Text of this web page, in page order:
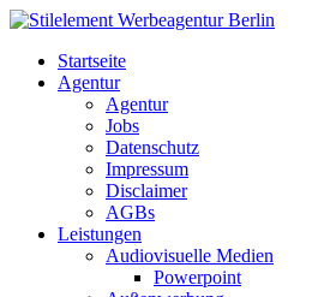
Startseite
Agentur
Agentur
Jobs
Datenschutz
Impressum
Disclaimer
AGBs
Leistungen
Audiovisuelle Medien
Powerpoint